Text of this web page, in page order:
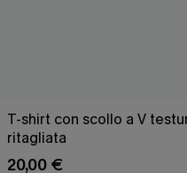
T-shirt con scollo a V
ritagliata
20,00 €